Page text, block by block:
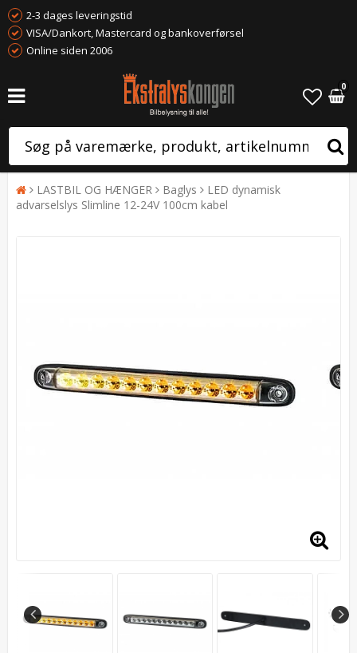
2-3 dages leveringstid
VISA/Dankort, Mastercard og bankoverførsel
Online siden 2006
0
LASTBIL OG HÆNGER Baglys
LED dynamisk
advarselslys Slimline 12-24V 100cm kabel